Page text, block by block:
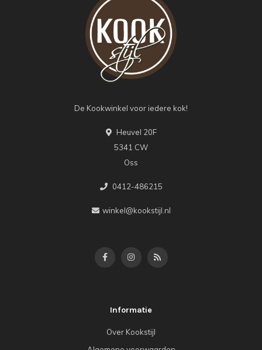
De Kookwinkel voor iedere kok!
Heuvel 20F
5341 CW
Oss
0412-486215
winkel@kookstijl.nl
Informatie
Over Kookstijl